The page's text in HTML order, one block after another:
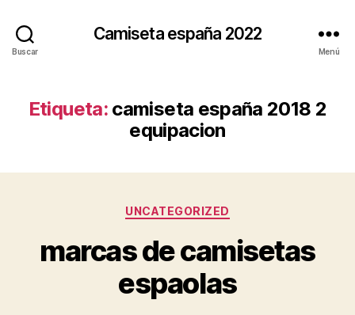
Buscar
Camiseta españa 2022
Menú
Etiqueta: camiseta españa 2018 2
equipacion
Categorías
UNCATEGORIZED
marcas de camisetas
espaolas